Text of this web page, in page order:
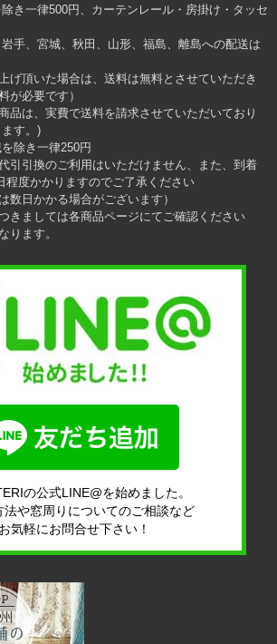
除き一律500円、カーテンレール・房掛け・タッセ
手、宮城、秋田、山形、福島、離島への配送は
げ頂いた場合は、送料は無料とさせていただき
が必要です）
品は、実費で送料を請求させていただいており
す。)
除き一律250円
引引換のご利用はいただけません、また、到着
程度かかりますのでご了承ください
数日かかる場合がございます）
きましては各商品ページにてご確認ください
ります。
の公式LINE@を始めました。
法や窓周りについてのご相談など
お気軽にお問合せ下さい！